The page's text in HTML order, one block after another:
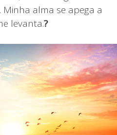
alma se apega a
levanta.?